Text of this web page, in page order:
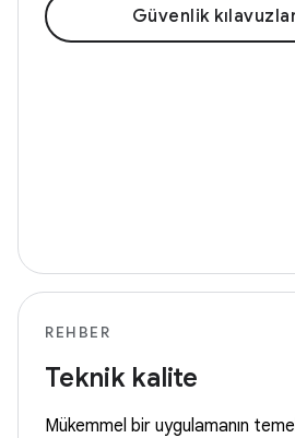
Güvenlik
REHBER
Teknik kalite
Mükemmel bir uygulamanın